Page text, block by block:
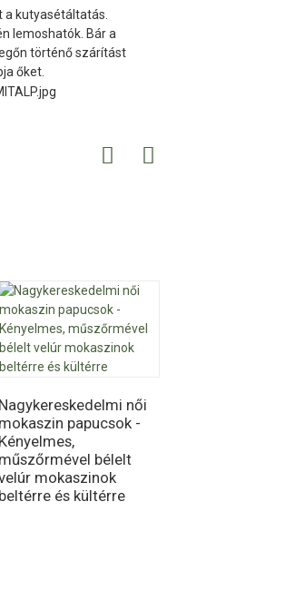
kutyasétáltatás.
lemoshatók. Bár a
történő szárítást
őket.
Nagykereskedelmi női
mokaszin papucsok -
Kényelmes,
műszőrmével bélelt
mokaszinok
beltérre és kültérre